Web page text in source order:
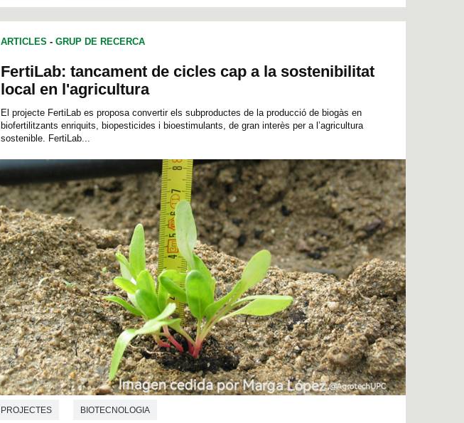
ARTICLES - GRUP DE RECERCA
FertiLab: tancament de cicles cap a la sostenibilitat
local en l'agricultura
El projecte FertiLab es proposa convertir els subproductes de la producció de biogàs en
biofertilitzants enriquits, biopesticides i bioestimulants, de gran interès per a l’agricultura
sostenible. FertiLab...
PROJECTES BIOTECNOLOGIA